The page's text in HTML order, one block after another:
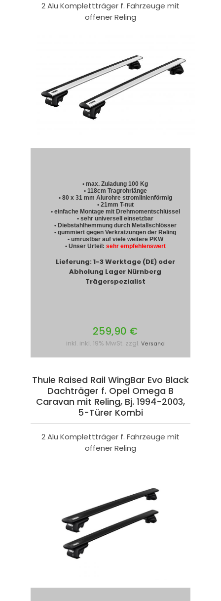
2 Alu Komplettträger f. Fahrzeuge mit
offener Reling
• max. Zuladung 100 Kg
• 118cm Tragrohrlänge
• 80 x 31 mm Alurohre stromlinienförmig
• 21mm T-nut
• einfache Montage mit Drehmomentschlüssel
• sehr universell einsetzbar
• Diebstahlhemmung durch Metallschlösser
• gummiert gegen Verkratzungen der Reling
• umrüstbar auf viele weitere PKW
• Unser Urteil: sehr empfehlenswert
Lieferung: 1-3 Werktage (DE) oder
Abholung Lager Nürnberg
Trägerspezialist
259,90 €
inkl. inkl. 19% MwSt. zzgl. Versand
Thule Raised Rail WingBar Evo Black
Dachträger f. Opel Omega B
Caravan mit Reling, Bj. 1994-2003,
5-Türer Kombi
2 Alu Komplettträger f. Fahrzeuge mit
offener Reling